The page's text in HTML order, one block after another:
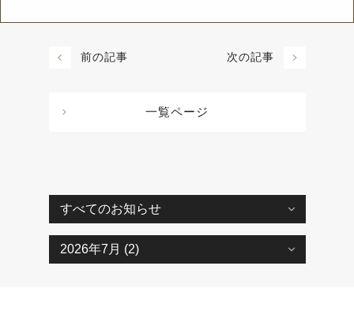
前の記事 次の記事
一覧ページ